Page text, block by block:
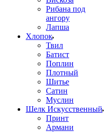
Рибана под
ангору
Лапша
Хлопок
Твил
Батист
Поплин
Плотный
Шитье
Сатин
Муслин
Шелк Искусственный
Принт
Армани